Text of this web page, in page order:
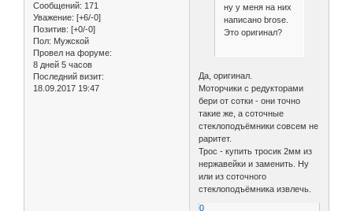
Сообщений: 171
Уважение: [+6/-0]
Позитив: [+0/-0]
Пол: Мужской
Провел на форуме:
8 дней 5 часов
Последний визит:
18.09.2017 19:47
ну у меня на них
написано brose.
Это оригинал?
Да, оригинал.
Моторчики с редукторами
бери от сотки - они точно
такие же, а соточные
стеклоподъёмники совсем не
раритет.
Трос - купить тросик 2мм из
нержавейки и заменить. Ну
или из соточного
стеклоподъёмника извлечь.
0